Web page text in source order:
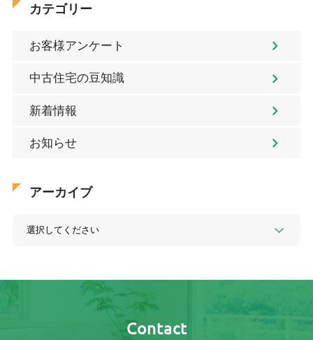
カテゴリー
お客様アンケート
中古住宅の豆知識
新着情報
お知らせ
アーカイブ
Contact